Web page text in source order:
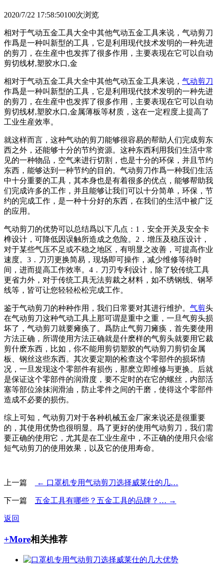
2020/7/22 17:58:50100次浏览
相对于气动五金工具大全中其他气动五金工具来说，气动剪刀
作爲是一种叫新型的工具，它是利用现代技术发明的一种先进
的剪刀，在生産中也发挥了很多作用，主要表现在它可以自动
剪切线材,塑胶水口,金
相对于气动五金工具大全中其他气动五金工具来说， 气动剪刀
作爲是一种叫新型的工具，它是利用现代技术发明的一种先进
的剪刀，在生産中也发挥了很多作用，主要表现在它可以自动
剪切线材,塑胶水口,金属薄板等材质，这在一定程度上提高了
工业生産效率。
就这样而言，这种气动的剪刀能够很容易的帮助人们完成剪东
西之外，还能够十分的节约资源。这种东西利用我们生活中常
见的一种物品，空气来进行切割，也是十分的环保，并且节约
东西，能够达到一种节约的目的。气动剪刀作爲一种我们生活
中十分重要的工具，其本身也是有着很多的优点，能够帮助我
们完成许多的工作，并且能够让我们可以十分简单，环保，节
约的完成工作，是一种十分好的东西，在我们的生活中被广泛
的应用。
气动剪刀的优势可以总结爲以下几点： 1 ．安全开关及安全卡
榫设计，可降低因误触所造成之危险。 2 ．增压及稳压设计，
对于某些气压不足或不稳之地区，有明显之改善，可提高作业
速度。 3 ．刀刃更换简易，现场即可操作，减少维修等待时
间，进而提高工作效率。 4 ．刀刃专利设计，除了较传统工具
更省力外，对于传统工具无法剪裁之材料，如不绣钢线、钢琴
线等，皆可让您轻轻松松完成工作。
鉴于气动剪刀的种种作用，我们日常要对其进行维护。 气剪头
在气动剪刀这种气动工具上那可谓是重中之重，一旦气剪头损
坏了，气动剪刀就要瘫痪了。爲防止气剪刀瘫痪，首先要使用
方法正确，所谓使用方法正确就是什麽样的气剪头就要用它裁
剪什麽东西，比如，你不能用剪切塑胶的气动剪刀剪切金属
板、钢丝这些东西。其次要定期的检查这个零部件的损坏情
况，一旦发现这个零部件有损伤，那麽立即维修与更换。后就
是保证这个零部件的润滑度，要不定时的在它的螺丝，内部活
塞等部位涂抹润滑油，防止零件之间的干磨，使得这个零部件
造成不必要的损伤。
综上可知，气动剪刀对于各种机械五金厂家来说还是很重要
的，其使用优势也很明显。爲了更好的使用气动剪刀，我们需
要正确的使用它，尤其是在工业生産中，不正确的使用只会缩
短气动剪刀的使用效果，以及它的使用寿命。
上一篇 ← 口罩机专用气动剪刀选择威莱仕的几…
下一篇 五金工具有哪些？五金工具的品牌？… →
返回
+More相关推荐